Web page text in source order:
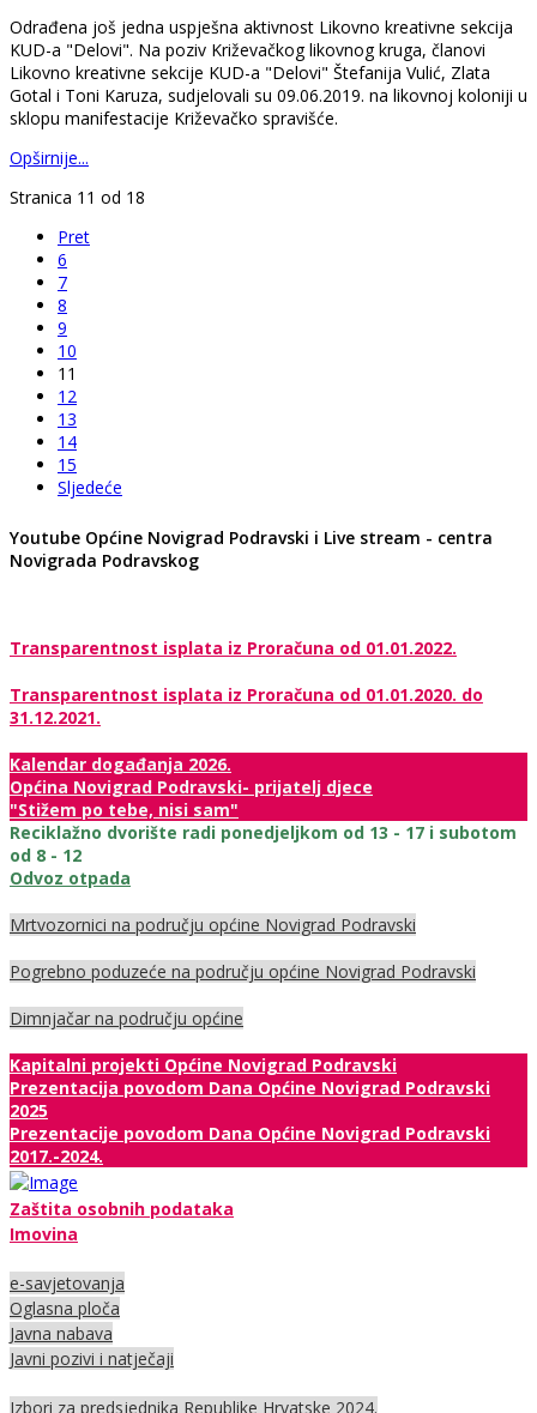
Odrađena još jedna uspješna aktivnost Likovno kreativne sekcija
KUD-a "Delovi". Na poziv Križevačkog likovnog kruga, članovi
Likovno kreativne sekcije KUD-a "Delovi" Štefanija Vulić, Zlata
Gotal i Toni Karuza, sudjelovali su 09.06.2019. na likovnoj koloniji u
sklopu manifestacije Križevačko spravišće.
Opširnije...
Stranica 11 od 18
Pret
6
7
8
9
10
11
12
13
14
15
Sljedeće
Youtube Općine Novigrad Podravski i Live stream - centra
Novigrada Podravskog
Transparentnost isplata iz Proračuna od 01.01.2022.
Transparentnost isplata iz Proračuna od 01.01.2020. do
31.12.2021.
Kalendar događanja 2026.
Općina Novigrad Podravski- prijatelj djece
"Stižem po tebe, nisi sam"
Reciklažno dvorište radi ponedjeljkom od 13 - 17 i subotom
od 8 - 12
Odvoz otpada
Mrtvozornici na području općine Novigrad Podravski
Pogrebno poduzeće na području općine Novigrad Podravski
Dimnjačar na području općine
Kapitalni projekti Općine Novigrad Podravski
Prezentacija povodom Dana Općine Novigrad Podravski
2025
Prezentacije povodom Dana Općine Novigrad Podravski
2017.-2024.
Zaštita osobnih podataka
Imovina
e-savjetovanja
Oglasna ploča
Javna nabava
Javni pozivi i natječaji
Izbori za predsjednika Republike Hrvatske 2024.